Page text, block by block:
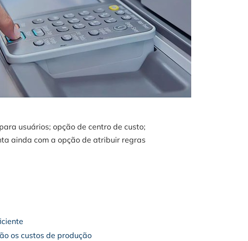
usuários; opção de centro de custo;
ainda com a opção de atribuir regras
os custos de produção